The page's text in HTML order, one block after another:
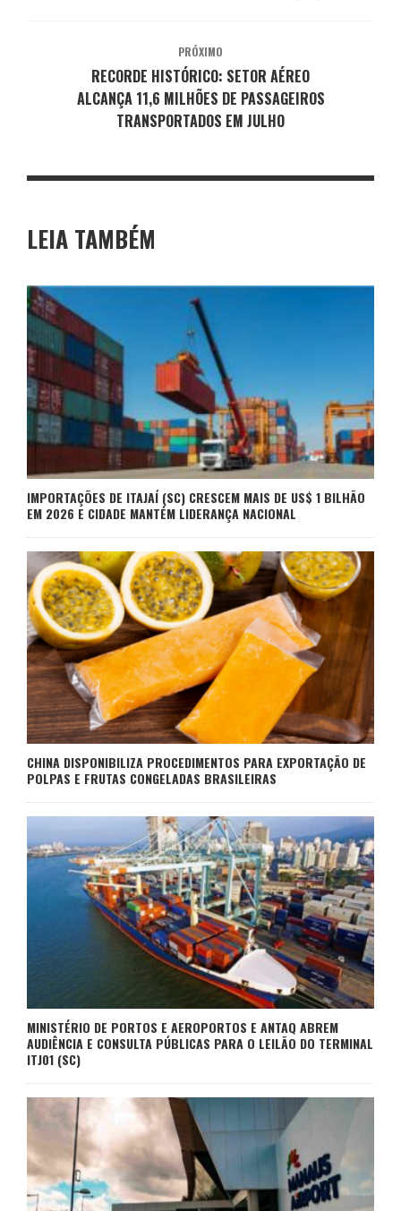
PRÓXIMO
RECORDE HISTÓRICO: SETOR AÉREO
ALCANÇA 11,6 MILHÕES DE PASSAGEIROS
TRANSPORTADOS EM JULHO
LEIA TAMBÉM
IMPORTAÇÕES DE ITAJAÍ (SC) CRESCEM MAIS DE US$ 1 BILHÃO
EM 2026 E CIDADE MANTÉM LIDERANÇA NACIONAL
CHINA DISPONIBILIZA PROCEDIMENTOS PARA EXPORTAÇÃO DE
POLPAS E FRUTAS CONGELADAS BRASILEIRAS
MINISTÉRIO DE PORTOS E AEROPORTOS E ANTAQ ABREM
AUDIÊNCIA E CONSULTA PÚBLICAS PARA O LEILÃO DO TERMINAL
ITJ01 (SC)